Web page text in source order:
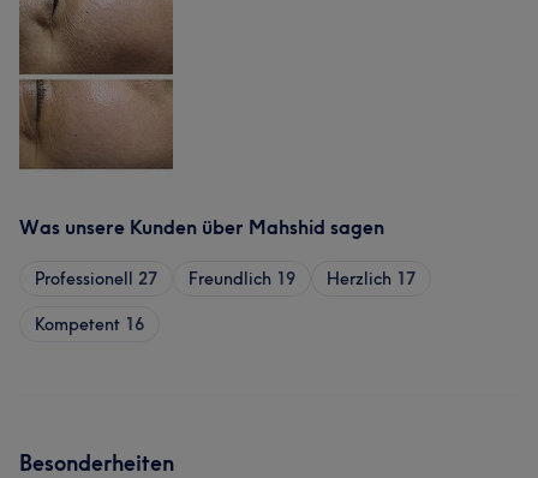
Was unsere Kunden über Mahshid sagen
Professionell 27 Freundlich 19 Herzlich 17
Kompetent 16
Besonderheiten